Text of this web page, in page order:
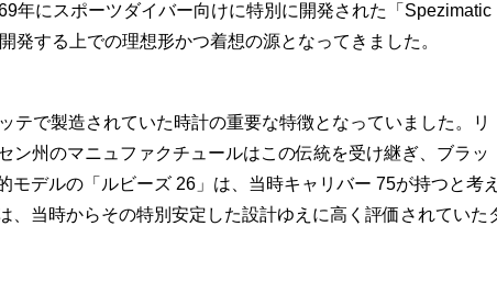
年にスポーツダイバー向けに特別に開発された「Spezimatic
する上での理想形かつ着想の源となってきました。
で製造されていた時計の重要な特徴となっていました。リ
ン州のマニュファクチュールはこの伝統を受け継ぎ、ブラッ
デルの「ルビーズ 26」は、当時キャリバー 75が持つと考え
、当時からその特別安定した設計ゆえに高く評価されていた